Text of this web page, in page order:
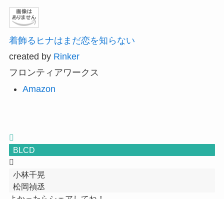
着飾るヒナはまだ恋を知らない
created by Rinker
フロンティアワークス
Amazon
BLCD
小林千晃
松岡禎丞